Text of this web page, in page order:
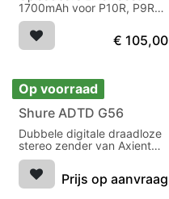
1700mAh voor P10R, P9RA,
P3RA, ULXD en QLXD
€ 105,00
Op voorraad
Shure ADTD G56
Dubbele digitale draadloze
stereo zender van Axient
Digital PSM in-ear
monitoring systeem 470-
636MHzPrijs op aanvraag